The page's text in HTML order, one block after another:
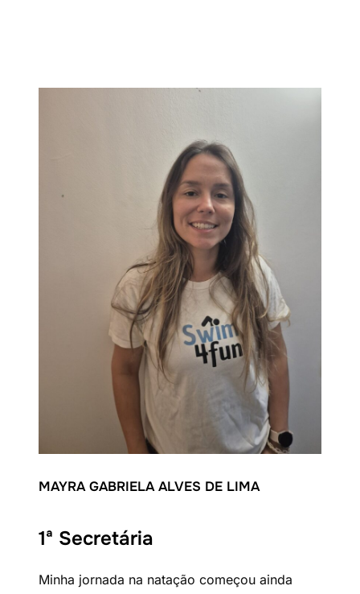
MAYRA GABRIELA ALVES DE LIMA
1ª Secretária
Minha jornada na natação começou ainda